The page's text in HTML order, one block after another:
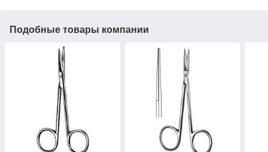
Подобные товары компании